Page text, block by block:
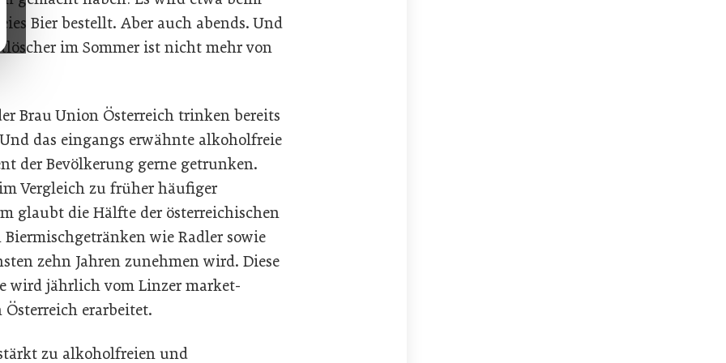
Bier bestellt. Aber auch abends. Und
im Sommer ist nicht mehr von
Brau Union Österreich trinken bereits
das eingangs erwähnte alkoholfreie
der Bevölkerung gerne getrunken.
Vergleich zu früher häufiger
glaubt die Hälfte der österreichischen
wie Radler sowie
zehn Jahren zunehmen wird. Diese
wird jährlich vom Linzer market-
erarbeitet.
zu alkoholfreien und